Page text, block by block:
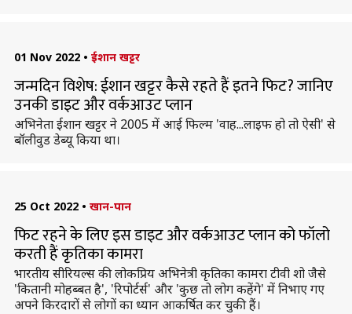
01 Nov 2022 • ईशान खट्टर
जन्मदिन विशेष: ईशान खट्टर कैसे रहते हैं इतने फिट? जानिए
उनकी डाइट और वर्कआउट प्लान
अभिनेता ईशान खट्टर ने 2005 में आई फिल्म 'वाह...लाइफ हो तो ऐसी' से
बॉलीवुड डेब्यू किया था।
25 Oct 2022 • खान-पान
फिट रहने के लिए इस डाइट और वर्कआउट प्लान को फॉलो
करती हैं कृतिका कामरा
भारतीय सीरियल्स की लोकप्रिय अभिनेत्री कृतिका कामरा टीवी शो जैसे
'कितानी मोहब्बत है', 'रिपोर्टर्स' और 'कुछ तो लोग कहेंगे' में निभाए गए
अपने किरदारों से लोगों का ध्यान आकर्षित कर चुकी हैं।